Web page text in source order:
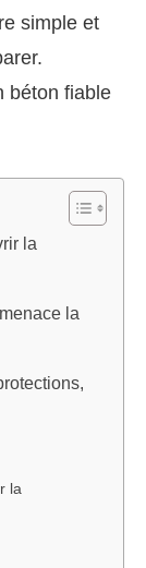
simple et
béton fiable
la
la
la